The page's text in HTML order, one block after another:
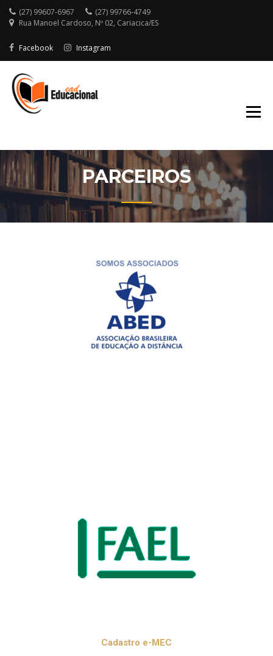
(27) 99607-6967
(27) 99766-4749
Rua Manoel Cardoso, Nº 02, Cariacica/ES
Facebook Instagram
PARCEIROS
Cadastro e-MEC